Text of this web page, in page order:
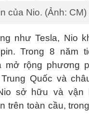
của Nio. (Ảnh: CM)
như Tesla, Nio
Trong 8 năm
mở rộng phương
Quốc và
sở hữu và vận
trên toàn cầu,